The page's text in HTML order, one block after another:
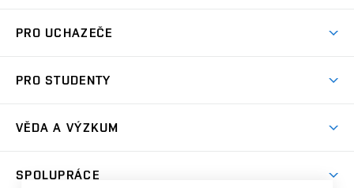
Koleje
Sport na VUT
PRO UCHAZEČE
Dny otevřených dveří
Celoživotní vzdělávání
PRO STUDENTY
Harmonogram akademického roku
Zpracování osobních údajů studentů
Sociální bezpečí
VĚDA A VÝZKUM
SPOLUPRÁCE